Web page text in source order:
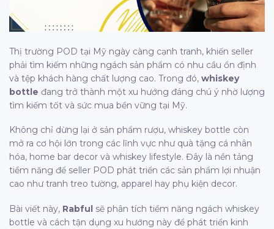
Thị trường POD tại Mỹ ngày càng cạnh tranh, khiến seller
phải tìm kiếm những ngách sản phẩm có nhu cầu ổn định
và tệp khách hàng chất lượng cao. Trong đó, whiskey
bottle đang trở thành một xu hướng đáng chú ý nhờ lượng
tìm kiếm tốt và sức mua bền vững tại Mỹ.
Không chỉ dừng lại ở sản phẩm rượu, whiskey bottle còn
mở ra cơ hội lớn trong các lĩnh vực như quà tặng cá nhân
hóa, home bar decor và whiskey lifestyle. Đây là nền tảng
tiềm năng để seller POD phát triển các sản phẩm lợi nhuận
cao như tranh treo tường, apparel hay phụ kiện decor.
Bài viết này, Rabful sẽ phân tích tiềm năng ngách whiskey
bottle và cách tận dụng xu hướng này để phát triển kinh